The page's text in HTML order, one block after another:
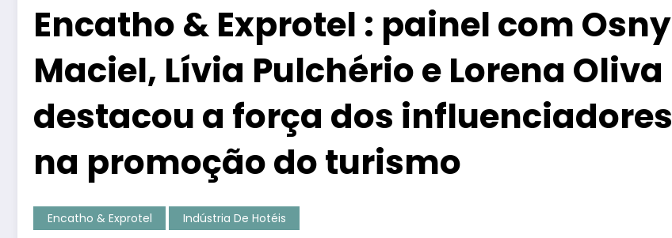
Encatho & Exprotel : painel com Osny
Maciel, Lívia Pulchério e Lorena Oliva
destacou a força dos influenciadores
na promoção do turismo
Encatho & Exprotel Indústria De Hotéis